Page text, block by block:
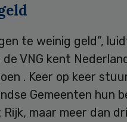
te weinig geld”,
de VNG kent
. Keer op keer
Gemeenten hun
maar meer dan